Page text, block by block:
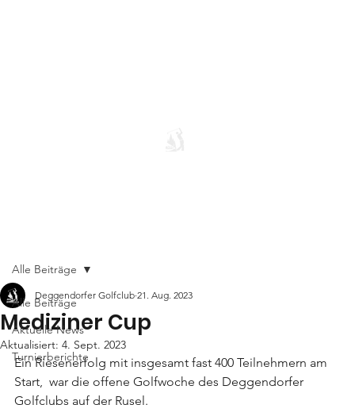
Alle Beiträge
Aktuelle News
Turnierberichte
Alle Beiträge
Mediziner Cup
Deggendorfer Golfclub 21. Aug. 2023
Aktualisiert: 4. Sept. 2023
Ein Riesenerfolg mit insgesamt fast 400 Teilnehmern am
Start,  war die offene Golfwoche des Deggendorfer
Golfclubs auf der Rusel.